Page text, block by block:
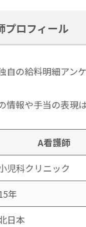
プロフィール
の給料明細アン
報や手当の表現
A看護師
児科クリニック
年
日本